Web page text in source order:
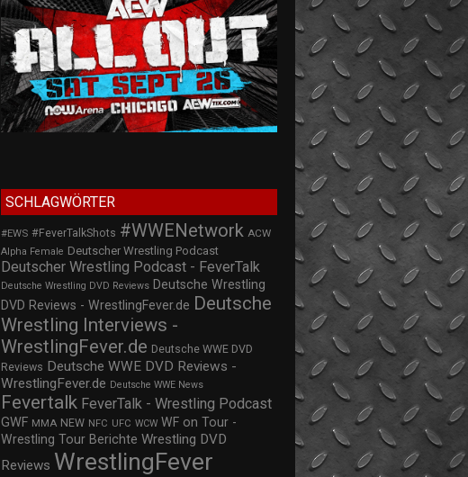
SCHLAGWÖRTER
#EWS #FeverTalkShots #WWENetwork ACW
Alpha Female Deutscher Wrestling Podcast
Deutscher Wrestling Podcast - FeverTalk
Deutsche Wrestling DVD Reviews Deutsche Wrestling
DVD Reviews - WrestlingFever.de Deutsche
Wrestling Interviews -
WrestlingFever.de Deutsche WWE DVD
Reviews Deutsche WWE DVD Reviews -
WrestlingFever.de Deutsche WWE News
Fevertalk FeverTalk - Wrestling Podcast
GWF MMA NEW NFC UFC WCW WF on Tour -
Wrestling Tour Berichte Wrestling DVD
Reviews WrestlingFever